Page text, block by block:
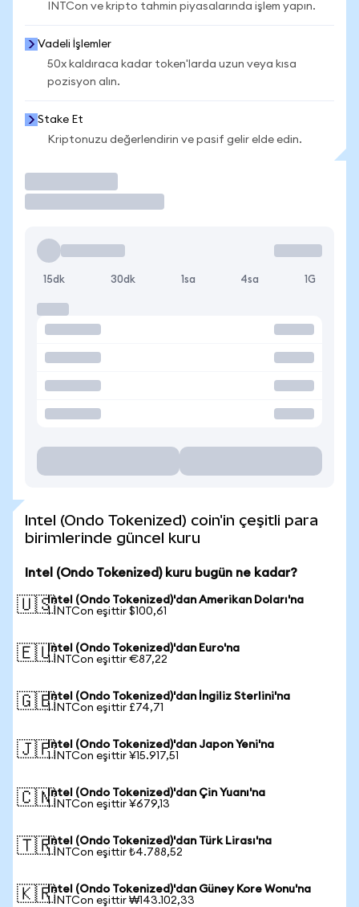
INTCon ve kripto tahmin piyasalarında işlem yapın.
Vadeli İşlemler
50x kaldıraca kadar token'larda uzun veya kısa
pozisyon alın.
Stake Et
Kriptonuzu değerlendirin ve pasif gelir elde edin.
15dk 30dk 1sa 4sa 1G
Intel (Ondo Tokenized) coin'in çeşitli para
birimlerinde güncel kuru
Intel (Ondo Tokenized) kuru bugün ne kadar?
🇺🇸Intel (Ondo Tokenized)'dan Amerikan Doları'na
1 INTCon eşittir $100,61
🇪🇺Intel (Ondo Tokenized)'dan Euro'na
1 INTCon eşittir €87,22
🇬🇧Intel (Ondo Tokenized)'dan İngiliz Sterlini'na
1 INTCon eşittir £74,71
🇯🇵Intel (Ondo Tokenized)'dan Japon Yeni'na
1 INTCon eşittir ¥15.917,51
🇨🇳Intel (Ondo Tokenized)'dan Çin Yuanı'na
1 INTCon eşittir ¥679,13
🇹🇷Intel (Ondo Tokenized)'dan Türk Lirası'na
1 INTCon eşittir ₺4.788,52
🇰🇷Intel (Ondo Tokenized)'dan Güney Kore Wonu'na
1 INTCon eşittir ₩143.102,33